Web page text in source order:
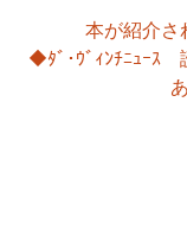
本が紹介
◆ﾀﾞ･ｳﾞｨﾝﾁﾆｭｰｽ